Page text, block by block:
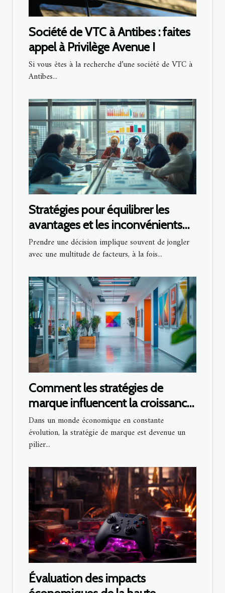
Société de VTC à Antibes : faites
appel à Privilège Avenue !
Si vous êtes à la recherche d’une société de VTC à
Antibes...
Stratégies pour équilibrer les
avantages et les inconvénients
dans la prise de décision
Prendre une décision implique souvent de jongler
avec une multitude de facteurs, à la fois...
Comment les stratégies de
marque influencent la croissance
des entreprises
Dans un monde économique en constante
évolution, la stratégie de marque est devenue un
pilier...
Évaluation des impacts